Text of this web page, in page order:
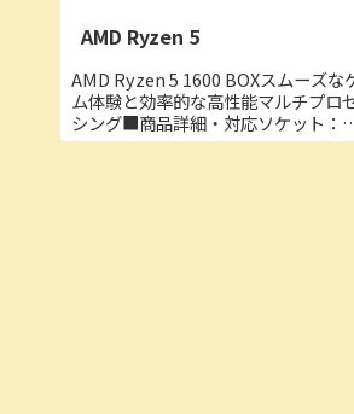
AMD Ryzen 5
AMD Ryzen 5 1600 BOXスムーズな
ム体験と効率的な高性能マルチプロ
シング■商品詳細・対応ソケット：
AM4・世代：第2世代・動作周波数：